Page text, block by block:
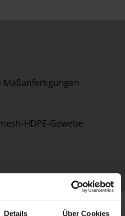
Details Über Cookies
Maßanfertigungen
HDPE-Gewebe